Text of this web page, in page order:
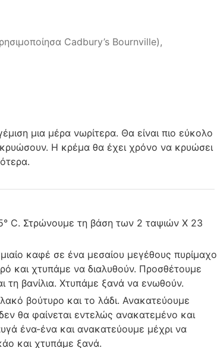
Cadbury’s Bournville),
μια μέρα νωρίτερα. Θα είναι πιο εύκολο
Η κρέμα θα έχει χρόνο να κρυώσει
C. Στρώνουμε τη βάση των 2 ταψιών Χ 23
καφέ σε ένα μεσαίου μεγέθους πυρίμαχο
και χτυπάμε να διαλυθούν. Προσθέτουμε
βανίλια. Χτυπάμε ξανά να ενωθούν.
βούτυρο και το λάδι. Ανακατεύουμε
θα φαίνεται εντελώς ανακατεμένο και
ένα-ένα και ανακατεύουμε μέχρι να
και χτυπάμε ξανά.